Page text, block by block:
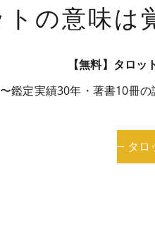
トの意味
【無料】タロ
〜鑑定実績30年・著書10冊
タロ